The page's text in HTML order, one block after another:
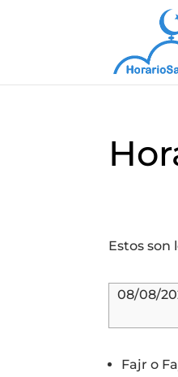
Estos son
08/08/
Fajr o